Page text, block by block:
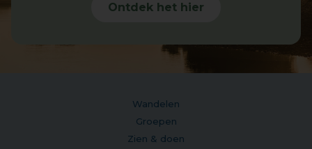
Ontdek het hier
Wandelen
Groepen
Zien & doen